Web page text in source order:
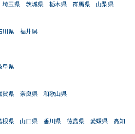
埼玉県 茨城県 栃木県 群馬県
山梨県
川県 福井県
阜県
賀県 奈良県
和歌山県
根県 山口県 香川県 徳島県 愛媛県
高知